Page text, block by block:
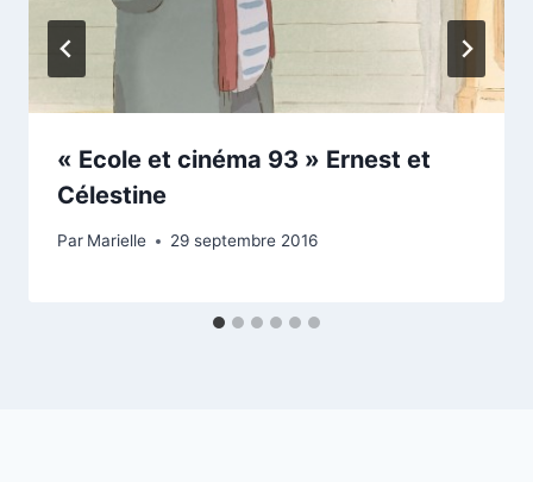
« Ecole et cinéma 93 » Ernest et
Célestine
Par Marielle 29 septembre 2016